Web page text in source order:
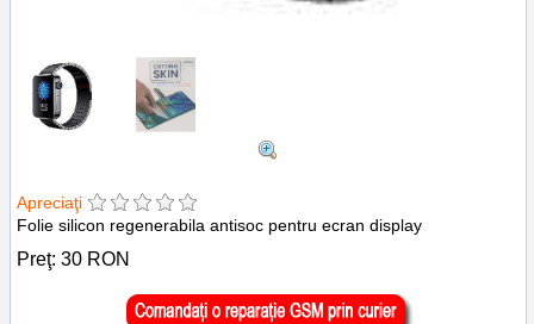
Apreciaţi
Folie silicon regenerabila antisoc pentru ecran display
Preţ: 30 RON